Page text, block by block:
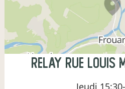
Relay Rue Louis
Jeudi